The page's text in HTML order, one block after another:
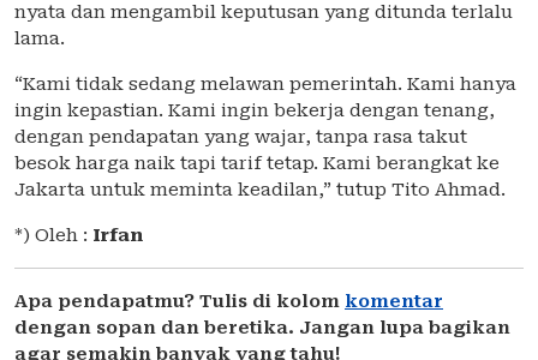
nyata dan mengambil keputusan yang ditunda terlalu
lama.
“Kami tidak sedang melawan pemerintah. Kami hanya
ingin kepastian. Kami ingin bekerja dengan tenang,
dengan pendapatan yang wajar, tanpa rasa takut
besok harga naik tapi tarif tetap. Kami berangkat ke
Jakarta untuk meminta keadilan,” tutup Tito Ahmad.
*) Oleh : Irfan
Apa pendapatmu? Tulis di kolom komentar
dengan sopan dan beretika. Jangan lupa bagikan
agar semakin banyak yang tahu!